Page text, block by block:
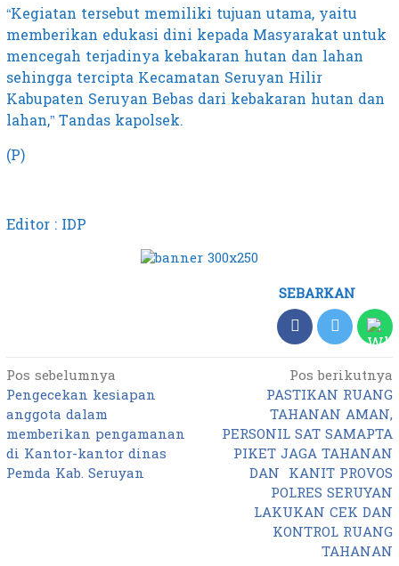
“Kegiatan tersebut memiliki tujuan utama, yaitu
memberikan edukasi dini kepada Masyarakat untuk
mencegah terjadinya kebakaran hutan dan lahan
sehingga tercipta Kecamatan Seruyan Hilir
Kabupaten Seruyan Bebas dari kebakaran hutan dan
lahan,” Tandas kapolsek.
(P)
Editor : IDP
SEBARKAN
Navigasi
pos
Pos sebelumnya
Pengecekan kesiapan
anggota dalam
memberikan pengamanan
di Kantor-kantor dinas
Pemda Kab. Seruyan
Pos berikutnya
PASTIKAN RUANG
TAHANAN AMAN,
PERSONIL SAT SAMAPTA
PIKET JAGA TAHANAN
DAN KANIT PROVOS
POLRES SERUYAN
LAKUKAN CEK DAN
KONTROL RUANG
TAHANAN